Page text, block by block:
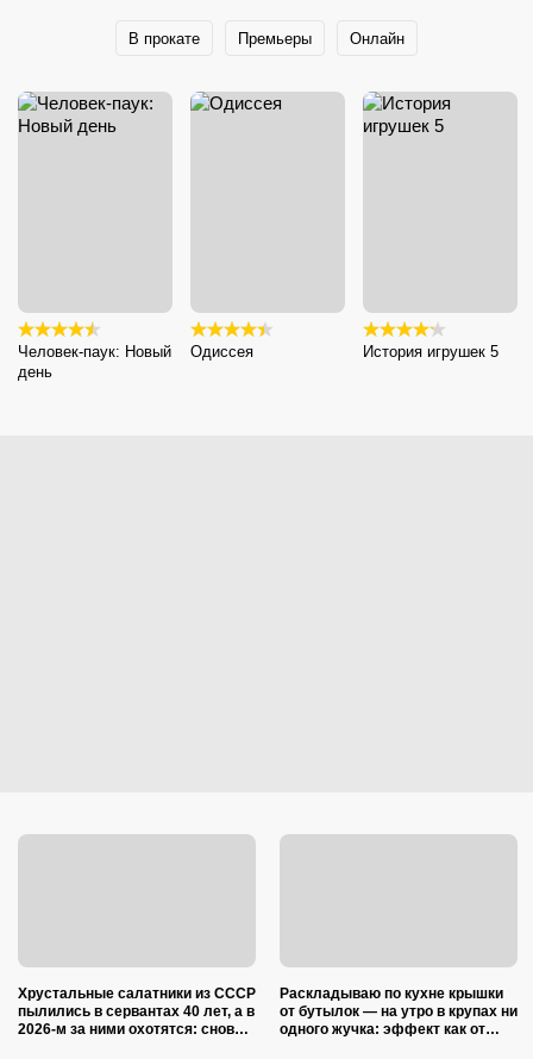
В прокате Премьеры Онлайн
Человек-паук: Новый
день
Одиссея История игрушек 5
Хрустальные салатники из СССР
пылились в сервантах 40 лет, а в
2026-м за ними охотятся: снова в
Раскладываю по кухне крышки
от бутылок — на утро в крупах ни
одного жучка: эффект как от